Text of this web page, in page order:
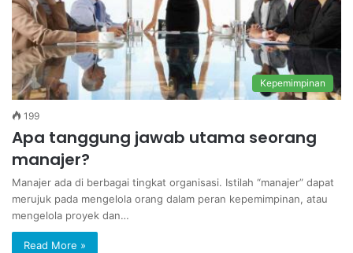
Kepemimpinan
199
Apa tanggung jawab utama seorang
manajer?
Manajer ada di berbagai tingkat organisasi. Istilah “manajer” dapat
merujuk pada mengelola orang dalam peran kepemimpinan, atau
mengelola proyek dan…
Read More »